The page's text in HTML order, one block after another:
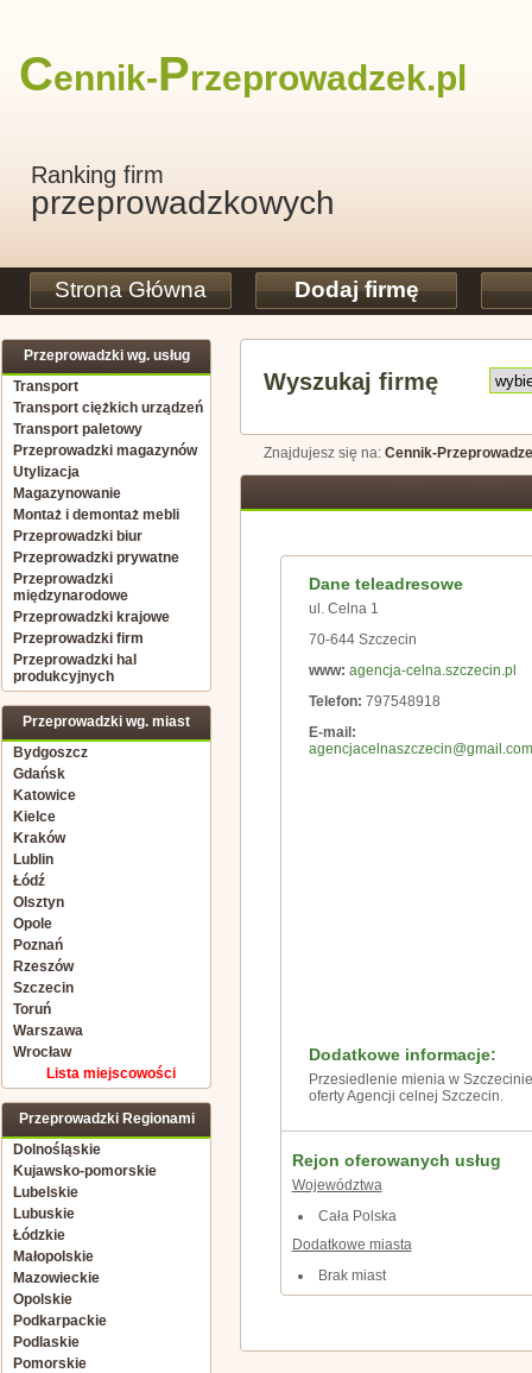
Cennik-Przeprowadzek.pl
Ranking firm
przeprowadzkowych
Strona Główna Dodaj firmę
Przeprowadzki wg. usług
Transport
Transport ciężkich urządzeń
Transport paletowy
Przeprowadzki magazynów
Utylizacja
Magazynowanie
Montaż i demontaż mebli
Przeprowadzki biur
Przeprowadzki prywatne
Przeprowadzki
międzynarodowe
Przeprowadzki krajowe
Przeprowadzki firm
Przeprowadzki hal
produkcyjnych
Przeprowadzki wg. miast
Bydgoszcz
Gdańsk
Katowice
Kielce
Kraków
Lublin
Łódź
Olsztyn
Opole
Poznań
Rzeszów
Szczecin
Toruń
Warszawa
Wrocław
Lista miejscowości
Przeprowadzki Regionami
Dolnośląskie
Kujawsko-pomorskie
Lubelskie
Lubuskie
Łódzkie
Małopolskie
Mazowieckie
Opolskie
Podkarpackie
Podlaskie
Pomorskie
Wyszukaj firmę
Znajdujesz się na: Cennik-
Dane teleadresowe
ul. Celna 1
70-644 Szczecin
www: agencja-celna.szczecin.pl
Telefon: 797548918
E-mail:
agencjacelnaszczecin@gmail.com
Dodatkowe informacje:
Przesiedlenie mienia w
oferty Agencji celnej Szczecin.
Rejon oferowanych usług
Województwa
Cała Polska
Dodatkowe miasta
Brak miast